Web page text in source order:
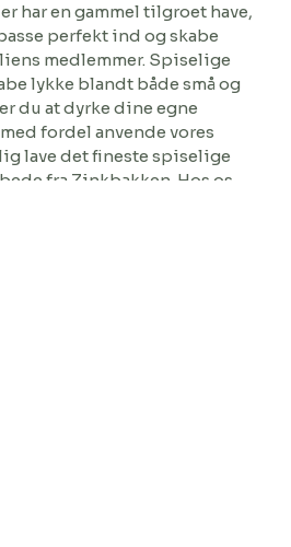
har en gammel tilgroet have,
perfekt ind og skabe
medlemmer. Spiselige
lykke blandt både små og
du at dyrke dine egne
fordel anvende vores
lave det fineste spiselige
fra Zinkbakken. Hos os